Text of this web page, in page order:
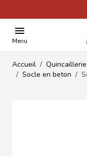
Menu
Accueil /
/ Socle en beton /